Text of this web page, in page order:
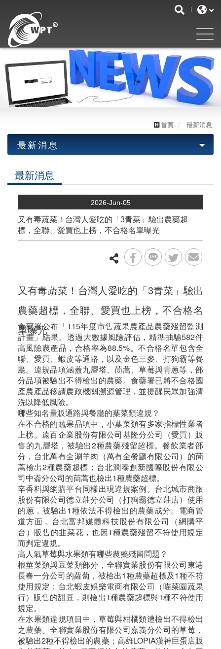
首頁 最新消息
最新消息
優惠活動
最新消息
又有毒蔬菜！台灣人愛吃的「3青菜」驗出農藥超
標，全聯、愛買也上榜，不合格名單曝光
2026-Jun-05
又有毒蔬菜！台灣人愛吃的「3青菜」驗出
農藥超標，全聯、愛買也上榜，不合格名
單曝光
食藥署公布「115年度市售蔬果農產品農藥殘留監測
計畫」結果。透過大數據風險評估，精準抽驗582件
高風險農產品，合格率為88.5%。不合格名單包含全
聯、愛買、蝦皮等通路，以及金色三麥、打狗霸等餐
廳。違規品項涵蓋九層塔、茼蒿、草莓與青蔥等，部
分品項被驗出不得檢出的農藥。食藥署已將不合格國
產農產品移請農政機關溯源管理，並提醒民眾加強清
洗以降低風險。
哪些知名量販通路與餐廳的葉菜類違規？
在不合格的蔬果品項中，小葉菜類有多家指標性業者
上榜。遠百企業股份有限公司基隆分公司（愛買）販
售的九層塔，被驗出2種農藥殘留超標。餐飲業者部
分，台北萬有全涮羊肉（萬有全餐廳有限公司）的茼
蒿檢出2種農藥超標；台北潤泰創新國際股份有限公
司中崙分公司的茼蒿也檢出1種農藥超標。
辛香料與網購平台同樣出現違規案例。台北城市商旅
股份有限公司德立莊分公司（打狗霸德立莊店）使用
的蔥，被驗出1種依法不得檢出的農藥成分。電商管
道方面，台北富邦媒體科技股份有限公司（網購平
台）販售的韭菜花，也因1種農藥殘留不符使用規定
而判定違規。
高人氣草莓與水果類有哪些農藥殘留問題？
根莖菜類與豆菜類部分，全聯實業股份有限公司東港
長春一分公司的蘿蔔，被檢出1種農藥超標及1種不符
使用規定；台北蝦皮娛樂電商有限公司（喵菜園蔬果
行）販售的甜豆，則檢出1種農藥超標與1種不符使用
規定。
在水果類違規項目中，草莓與柑橘類遭檢出不得檢出
之農藥。全聯實業股份有限公司嘉義分公司的草莓，
被驗出2種不得檢出的農藥；高雄LOPIA漢神巨蛋店販